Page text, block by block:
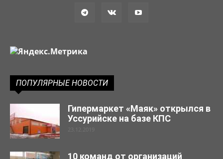
ПОПУЛЯРНЫЕ НОВОСТИ
Гипермаркет «Маяк» открылся в
Уссурийске на базе КПС
23.12.2019
10 команд от организаций